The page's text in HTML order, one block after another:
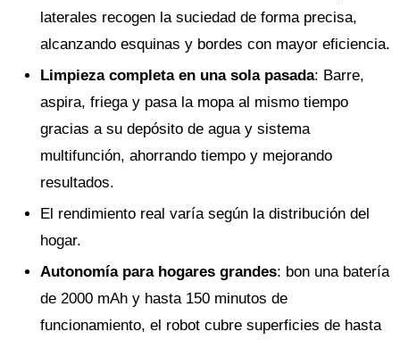
laterales recogen la suciedad de forma precisa,
alcanzando esquinas y bordes con mayor eficiencia.
Limpieza completa en una sola pasada: Barre,
aspira, friega y pasa la mopa al mismo tiempo
gracias a su depósito de agua y sistema
multifunción, ahorrando tiempo y mejorando
resultados.
El rendimiento real varía según la distribución del
hogar.
Autonomía para hogares grandes: bon una batería
de 2000 mAh y hasta 150 minutos de
funcionamiento, el robot cubre superficies de hasta